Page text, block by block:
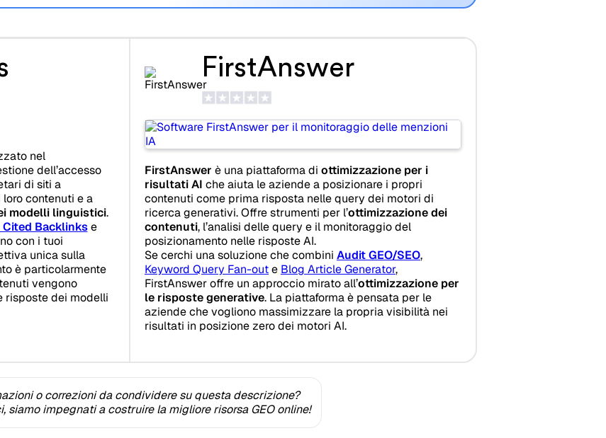
nel
dell’accesso
di siti a
contenuti e a
modelli linguistici.
Cited Backlinkse
con i tuoi
unica sulla
è particolarmente
vengono
risposte dei modelli
FirstAnswer
FirstAnswer è una piattaforma di ottimizzazione per i
risultati AI che aiuta le aziende a posizionare i propri
contenuti come prima risposta nelle query dei motori di
ricerca generativi. Offre strumenti per l’ottimizzazione dei
contenuti, l’analisi delle query e il monitoraggio del
posizionamento nelle risposte AI.
Se cerchi una soluzione che combini Audit GEO/SEO,
Keyword Query Fan-oute Blog Article Generator,
FirstAnswer offre un approccio mirato all’ottimizzazione per
le risposte generative. La piattaforma è pensata per le
aziende che vogliono massimizzare la propria visibilità nei
risultati in posizione zero dei motori AI.
o correzioni da condividere su questa descrizione?
siamo impegnati a costruire la migliore risorsa GEO online!